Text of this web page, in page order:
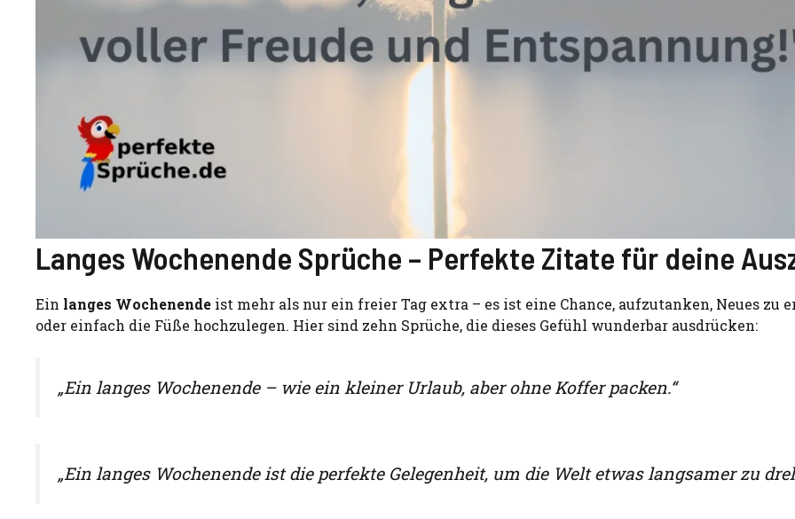
Langes Wochenende Sprüche – Perfekte Zitate für deine
Ein langes Wochenende ist mehr als nur ein freier Tag extra – es ist eine Chance, aufzutanken, Neues zu
oder einfach die Füße hochzulegen. Hier sind zehn Sprüche, die dieses Gefühl wunderbar ausdrücken:
„Ein langes Wochenende – wie ein kleiner Urlaub, aber ohne Koffer packen.“
„Ein langes Wochenende ist die perfekte Gelegenheit, um die Welt etwas langsamer zu